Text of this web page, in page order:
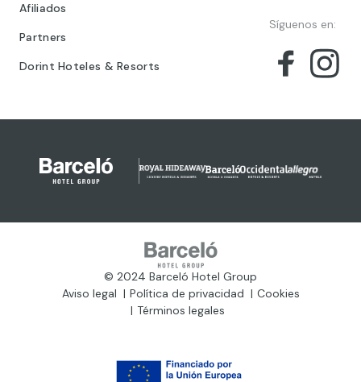
Afiliados
Partners
Dorint Hoteles & Resorts
Síguenos en:
© 2024 Barceló Hotel Group
Aviso legal
Política de privacidad
Cookies
Términos legales